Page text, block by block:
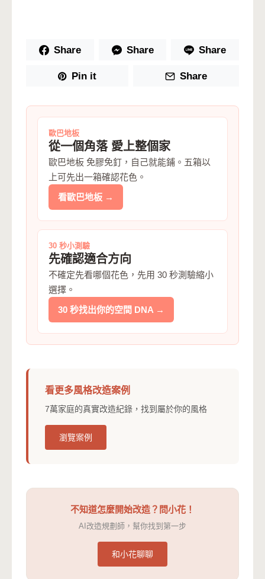
Share Share Share
Pin it Share
歐巴地板
從一個角落 愛上整個家
歐巴地板 免膠免釘，自己就能鋪。五箱以
上可先出一箱確認花色。
看歐巴地板 →
30 秒小測驗
先確認適合方向
不確定先看哪個花色，先用 30 秒測驗縮小
選擇。
30 秒找出你的空間 DNA →
看更多風格改造案例
7萬家庭的真實改造紀錄，找到屬於你的風格
瀏覽案例
不知道怎麼開始改造？問小花！
AI改造規劃師，幫你找到第一步
和小花聊聊